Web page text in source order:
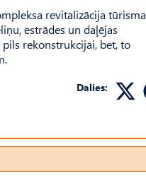
revitalizācija tūrisma
estrādes un daļējas
rekonstrukcijai, bet, to
Dalies: